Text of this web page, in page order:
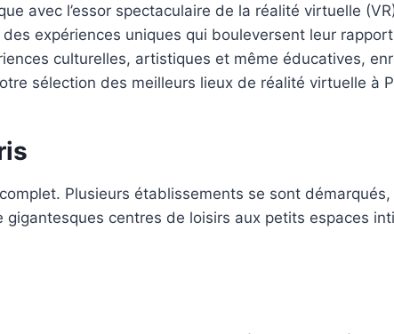
avec l’essor spectaculaire de la réalité virtuelle
expériences uniques qui bouleversent leur
culturelles, artistiques et même éducatives,
sélection des meilleurs lieux de réalité virtuelle à
Plusieurs établissements se sont
centres de loisirs aux petits espaces